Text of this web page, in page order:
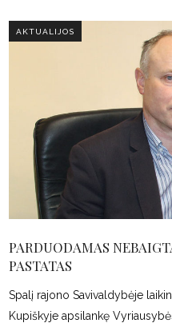
AKTUALIJOS
PARDUODAMAS
PASTATAS
Spalį rajono Savivaldybėje
Kupiškyje apsilankę